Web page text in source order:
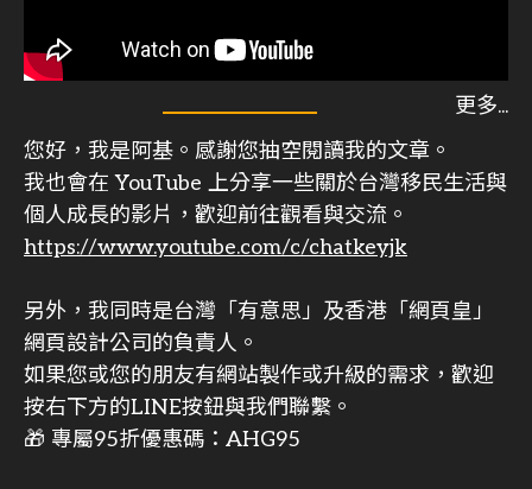
您好，我是阿基。感謝您抽空閱讀我的文章。
我也會在 YouTube 上分享一些關於台灣移民生活與
個人成長的影片，歡迎前往觀看與交流。
https://www.youtube.com/c/chatkeyjk
另外，我同時是台灣「有意思」及香港「網頁皇」
網頁設計公司的負責人。
如果您或您的朋友有網站製作或升級的需求，歡迎
按右下方的LINE按鈕與我們聯繫。
🎁 專屬95折優惠碼：AHG95